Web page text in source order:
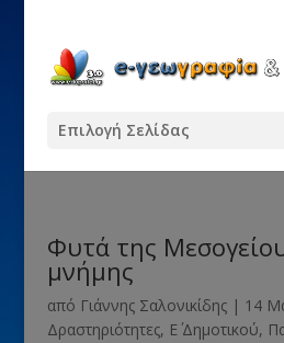
Επιλογή Σελίδας
Φυτά της
μνήμης
από Γιάννης Σαλονικίδης| 14
Δραστηριότητες, Ε΄ Δημοτικού,